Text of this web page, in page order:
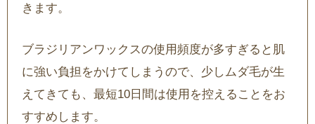
きます。
ブラジリアンワックスの使用頻度が多すぎると肌
に強い負担をかけてしまうので、少しムダ毛が生
えてきても、最短10日間は使用を控えることをお
すすめします。